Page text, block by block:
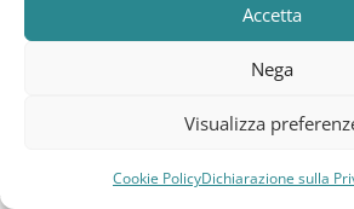
Accetta
Nega
Visualizza
Cookie PolicyDichiarazione sulla
Lista dei desideri
CarrelloMenu